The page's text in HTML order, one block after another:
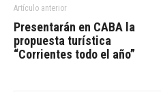
Artículo anterior
Presentarán en CABA la
propuesta turística
“Corrientes todo el año”